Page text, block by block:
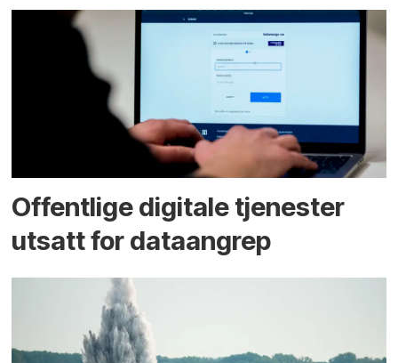
Offentlige digitale tjenester
utsatt for dataangrep